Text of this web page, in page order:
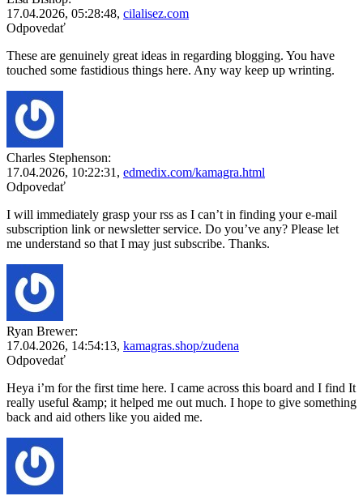
17.04.2026, 05:28:48, cilalisez.com
Odpovedať
These are genuinely great ideas in regarding blogging. You have
touched some fastidious things here. Any way keep up wrinting.
Charles Stephenson:
17.04.2026, 10:22:31 , edmedix.com/kamagra.html
Odpovedať
I will immediately grasp your rss as I can’t in finding your e-mail
subscription link or newsletter service. Do you’ve any? Please let
me understand so that I may just subscribe. Thanks.
Ryan Brewer:
17.04.2026, 14:54:13, kamagras.shop/zudena
Odpovedať
Heya i’m for the first time here. I came across this board and I find It
really useful &amp; it helped me out much. I hope to give something
back and aid others like you aided me.